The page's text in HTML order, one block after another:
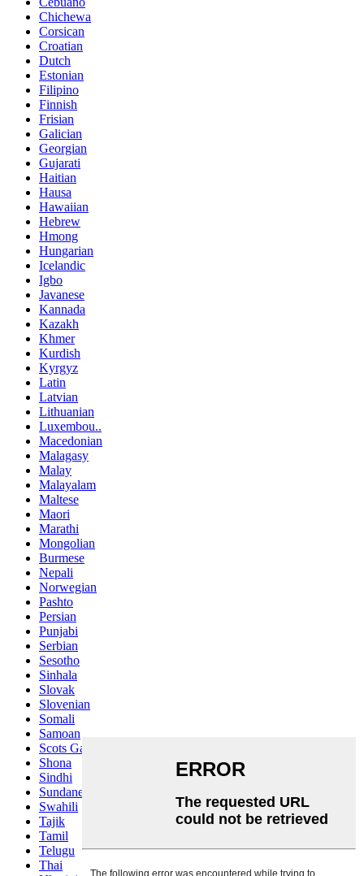
Chichewa
Corsican
Croatian
Dutch
Estonian
Filipino
Finnish
Frisian
Galician
Georgian
Gujarati
Haitian
Hausa
Hawaiian
Hebrew
Hmong
Hungarian
Icelandic
Igbo
Javanese
Kannada
Kazakh
Khmer
Kurdish
Kyrgyz
Latin
Latvian
Lithuanian
Luxembou..
Macedonian
Malagasy
Malay
Malayalam
Maltese
Maori
Marathi
Mongolian
Burmese
Nepali
Norwegian
Pashto
Persian
Punjabi
Serbian
Sesotho
Sinhala
Slovak
Slovenian
Somali
Samoan
Scots Gaelic
Shona
Sindhi
Sundanese
Swahili
Tajik
Tamil
Telugu
Thai